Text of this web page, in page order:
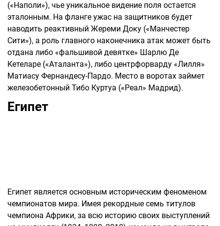
(«Наполи»), чье уникальное видение поля остается
эталонным. На фланге ужас на защитников будет
наводить реактивный Жереми Доку («Манчестер
Сити»), а роль главного наконечника атак может быть
отдана либо «фальшивой девятке» Шарлю Де
Кетеларе («Аталанта»), либо центрфорварду «Лилля»
Матиасу Фернандесу-Пардо. Место в воротах займет
железобетонный Тибо Куртуа («Реал» Мадрид).
Египет
Египет является основным историческим феноменом
чемпионатов мира. Имея рекордные семь титулов
чемпиона Африки, за всю историю своих выступлений